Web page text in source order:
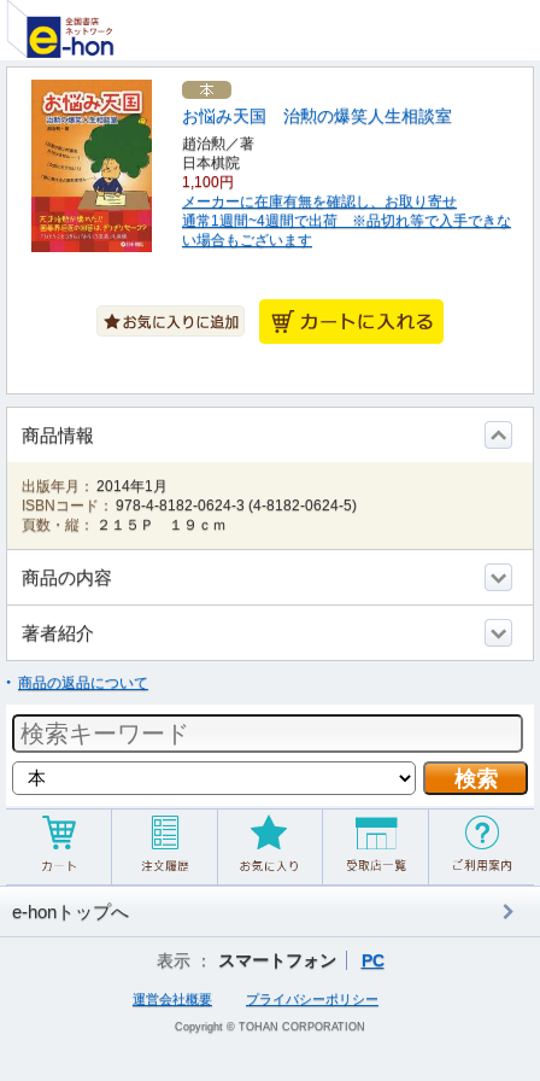
お悩み天国 治勲の爆笑人生相談室
趙治勲／著
日本棋院
1,100円
メーカーに在庫有無を確認し、お取り寄せ
通常1週間~4週間で出荷 ※品切れ等で入手できな
い場合もございます
商品情報
出版年月： 2014年1月
ISBNコード： 978-4-8182-0624-3 (4-8182-0624-5)
頁数・縦：
２１５Ｐ １９ｃｍ
商品の内容
著者紹介
商品の返品について
e-honトップへ
表示 ： スマートフォン PC
運営会社概要 プライバシーポリシー
Copyright © TOHAN CORPORATION